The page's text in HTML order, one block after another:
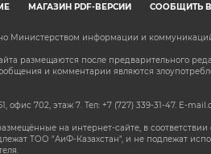
МАГАЗИН PDF-ВЕРСИЙ СООБЩИТЬ
Министерством информации и
размещаются после предварительного
и комментарии являются
офис 702, этаж 7. Тел: +7 (727) 339-31-47. E-
на интернет-сайте, в соответствии
ТОО "АиФ-Казахстан", и не подлежат